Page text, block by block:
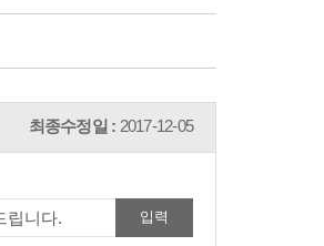
최종수정일 : 2017-12-05